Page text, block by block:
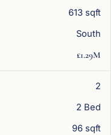
613 sqft
South
£1.29M
2
2 Bed
96 sqft